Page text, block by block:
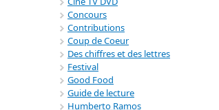
Concours
Contributions
Coup de Coeur
Des chiffres et des lettres
Festival
Good Food
Guide de lecture
Humberto Ramos